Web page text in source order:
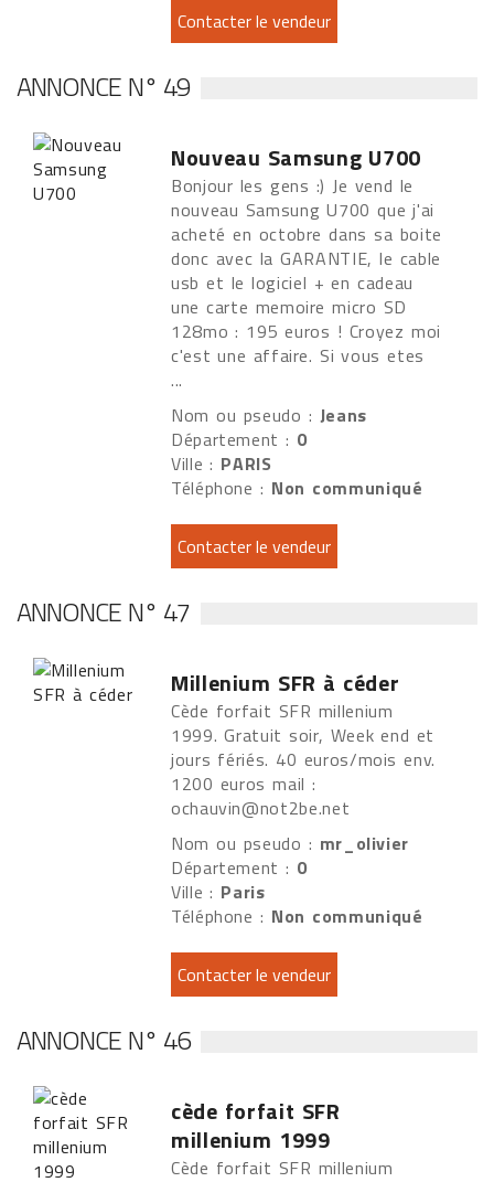
ANNONCE N° 49
Nouveau Samsung U700
Bonjour les gens :) Je vend le
nouveau Samsung U700 que j'ai
acheté en octobre dans sa boite
donc avec la GARANTIE, le cable
usb et le logiciel + en cadeau
une carte memoire micro SD
128mo : 195 euros ! Croyez moi
c'est une affaire. Si vous etes
...
Nom ou pseudo : Jeans
Département : 0
Ville : PARIS
Téléphone : Non communiqué
ANNONCE N° 47
Millenium SFR à céder
Cède forfait SFR millenium
1999. Gratuit soir, Week end et
jours fériés. 40 euros/mois env.
1200 euros mail :
ochauvin@not2be.net
Nom ou pseudo : mr_olivier
Département : 0
Ville : Paris
Téléphone : Non communiqué
ANNONCE N° 46
cède forfait SFR
millenium 1999
Cède forfait SFR millenium